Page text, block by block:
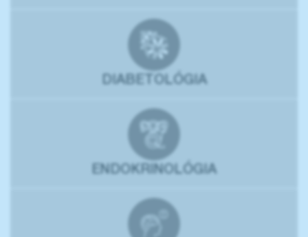
DIABETOLÓGIA
ENDOKRINOLÓGIA